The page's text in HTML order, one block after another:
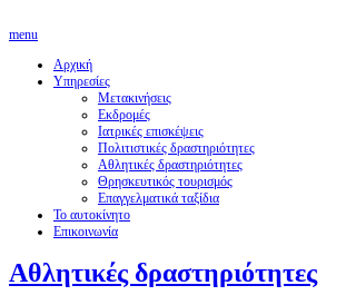
menu
Αρχική
Υπηρεσίες
Μετακινήσεις
Εκδρομές
Ιατρικές επισκέψεις
Πολιτιστικές δραστηριότητες
Αθλητικές δραστηριότητες
Θρησκευτικός τουρισμός
Επαγγελματικά ταξίδια
Το αυτοκίνητο
Επικοινωνία
Αθλητικές δραστηριότητες